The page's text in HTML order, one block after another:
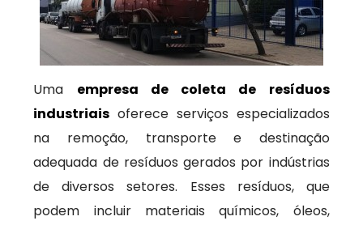
Uma empresa de coleta de resíduos
industriais oferece serviços especializados
na remoção, transporte e destinação
adequada de resíduos gerados por indústrias
de diversos setores. Esses resíduos, que
podem incluir materiais químicos, óleos,